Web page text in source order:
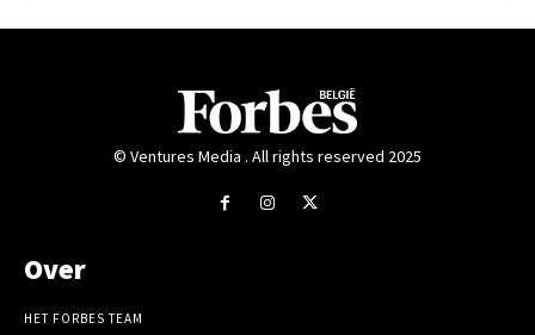
© Ventures Media . All rights reserved 2025
Over
HET FORBES TEAM